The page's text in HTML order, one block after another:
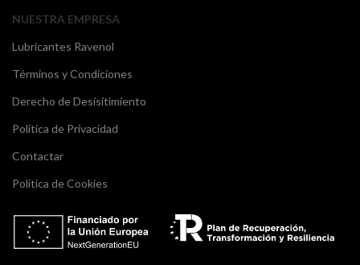
NUESTRA EMPRESA
Lubricantes Ravenol
Términos y Condiciones
Derecho de Desisitimiento
Política de Privacidad
Contactar
Política de Cookies